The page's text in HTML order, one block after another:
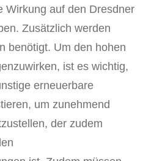
Wirkung auf den Dresdner
Zusätzlich werden
benötigt. Um den hohen
ist es wichtig,
erneuerbare
um zunehmend
der zudem